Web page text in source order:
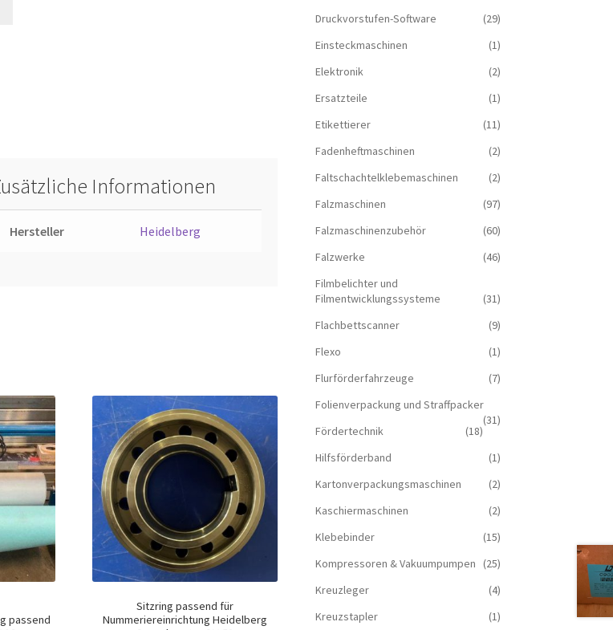
Informationen
Hersteller Heidelberg
passend
Sitzring passend für
Nummeriereinrichtung Heidelberg
Druckvorstufen-Software
(29)
Einsteckmaschinen
(1)
Elektronik
(2)
Ersatzteile
(1)
Etikettierer
(11)
Fadenheftmaschinen
(2)
Faltschachtelklebemaschinen
(2)
Falzmaschinen
(97)
Falzmaschinenzubehör
(60)
Falzwerke
(46)
Filmbelichter und
Filmentwicklungssysteme
(31)
Flachbettscanner
(9)
Flexo
(1)
Flurförderfahrzeuge
(7)
Folienverpackung und Straffpacker
(31)
Fördertechnik
(18)
Hilfsförderband
(1)
Kartonverpackungsmaschinen
(2)
Kaschiermaschinen
(2)
Klebebinder
(15)
Kompressoren & Vakuum­pumpen
(25)
Kreuzleger
(4)
Kreuzstapler
(1)